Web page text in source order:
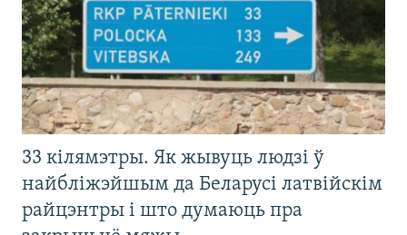
33 кілямэтры. Як жывуць людзі ў
найбліжэйшым да Беларусі латвійскім
райцэнтры і што думаюць пра